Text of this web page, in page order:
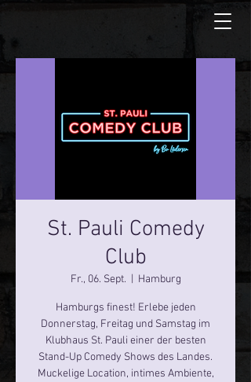
St. Pauli Comedy
Club
Fr., 06. Sept. Hamburg
Hamburgs finest! Erlebe jeden
Donnerstag, Freitag und Samstag im
Klubhaus St. Pauli einer der besten
Stand-Up Comedy Shows des Landes.
Muckelige Location, intimes Ambiente,